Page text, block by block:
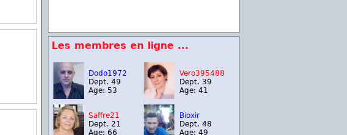
Les membres en ligne ...
Dodo1972
Dept. 49
Age: 53
Vero395488
Dept. 39
Age: 41
Saffre21
Dept. 21
Age: 66
Bioxir
Dept. 48
Age: 49